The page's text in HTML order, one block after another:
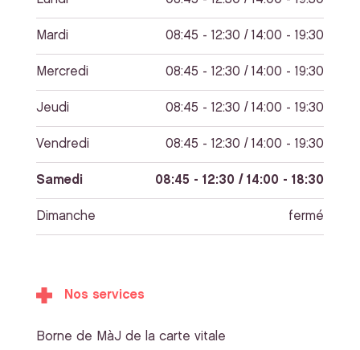
Mardi 08:45 - 12:30 / 14:00 - 19:30
Mercredi 08:45 - 12:30 / 14:00 - 19:30
Jeudi 08:45 - 12:30 / 14:00 - 19:30
Vendredi 08:45 - 12:30 / 14:00 - 19:30
Samedi 08:45 - 12:30 / 14:00 - 18:30
Dimanche fermé
Nos services
Borne de MàJ de la carte vitale